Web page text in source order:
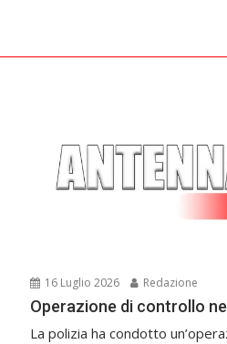
16 Luglio 2026 Redazione
Operazione di controllo
La polizia ha condotto